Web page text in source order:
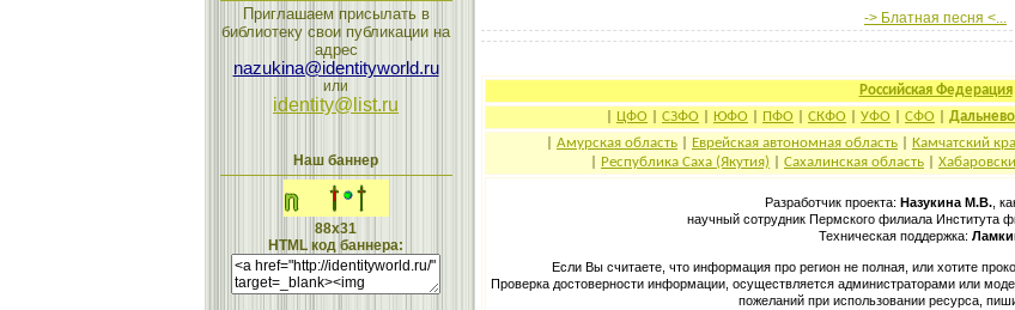
Приглашаем присылать в
библиотеку свои публикации на
адрес
nazukina@identityworld.ru
или
identity@list.ru
Наш баннер
88x31
HTML код баннера:
-> Блатная песня <...
Российская Федерация
ЦФО СЗФО ЮФО ПФО СКФО УФО СФО
Амурская область Еврейская автономная область Камчатский
Республика Саха (Якутия) Сахалинская область
Разработчик проекта: Назукина М.В. ,
научный сотрудник Пермского филиала Института
Техническая поддержка:
Если Вы считаете, что информация про регион не полная, или хотите
Проверка достоверности информации, осуществляется администраторами или
пожеланий при использовании ресурса,